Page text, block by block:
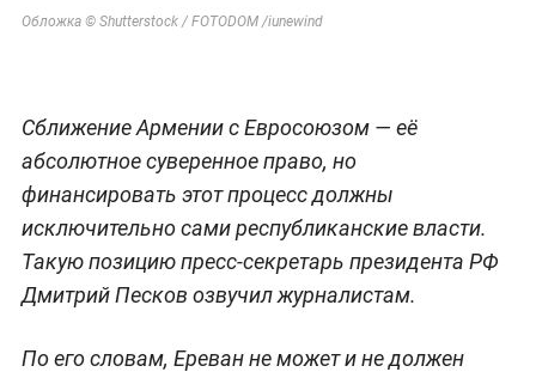
Обложка © Shutterstock / FOTODOM /iunewind
Сближение Армении с Евросоюзом — её
абсолютное суверенное право, но
финансировать этот процесс должны
исключительно сами республиканские власти.
Такую позицию пресс-секретарь президента РФ
Дмитрий Песков озвучил журналистам.
По его словам, Ереван не может и не должен